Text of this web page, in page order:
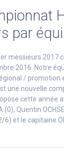
par
messieurs 2017
2016. Notre
/ promotion
une nouvelle
cette année
(0), Quentin
6) et le capitaine